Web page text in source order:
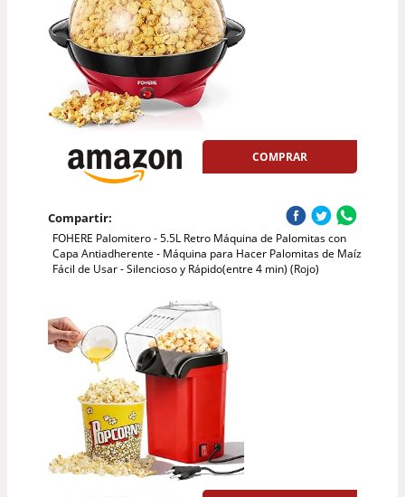
COMPRAR
Compartir:
FOHERE Palomitero - 5.5L Retro Máquina de Palomitas con
Capa Antiadherente - Máquina para Hacer Palomitas de Maíz
Fácil de Usar - Silencioso y Rápido(entre 4 min) (Rojo)